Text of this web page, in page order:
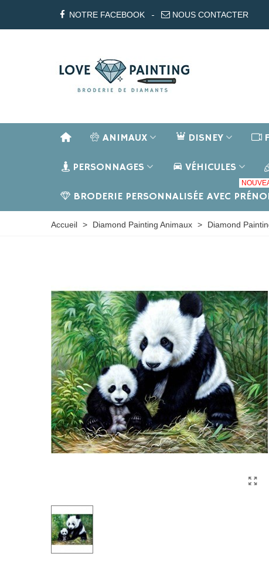
NOTRE FACEBOOK NOUS CONTACTER
ANIMAUX DISNEY
PERSONNAGES VÉHICULES
BRODERIE PERSONNALISÉE AVEC
Accueil > Diamond Painting Animaux > Diamond